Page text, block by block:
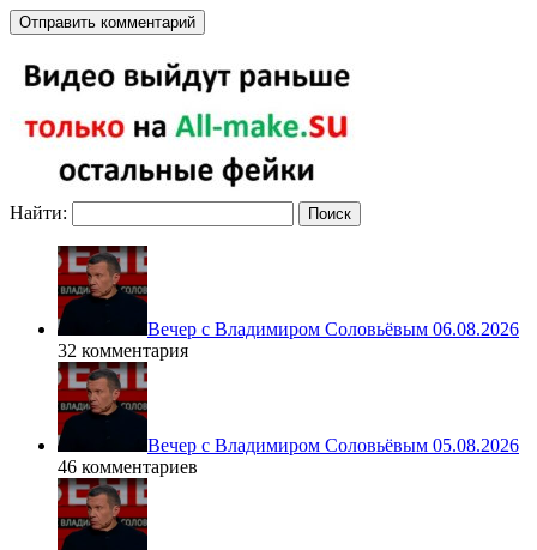
Найти:
Вечер с Владимиром Соловьёвым 06.08.2026
32 комментария
Вечер с Владимиром Соловьёвым 05.08.2026
46 комментариев